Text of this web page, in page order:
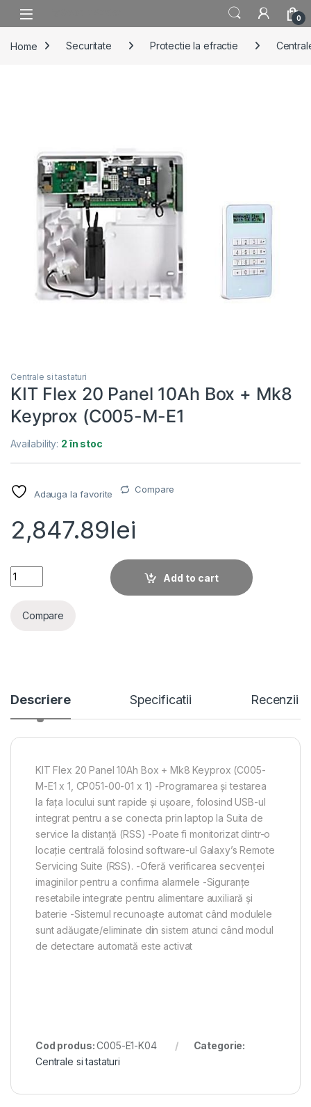
Skip to navigation
Skip to content
0
Home Securitate Protectie la efractie
Centrale si tastaturi
KIT Flex 20 Panel 10Ah Box + Mk8
Keyprox (C005-M-E1
Availability: 2 în stoc
Adauga la favorite Compare
2,847.89lei
KIT Flex 20 Panel 10Ah Box + Mk8 Keyprox (C005-M-E1
Add to cart
Compare
Descriere Specificatii Recenzii
KIT Flex 20 Panel 10Ah Box + Mk8 Keyprox (C005-
M-E1 x 1, CP051-00-01 x 1) -Programarea și testarea
la fața locului sunt rapide și ușoare, folosind USB-ul
integrat pentru a se conecta prin laptop la Suita de
service la distanță (RSS) -Poate fi monitorizat dintr-o
locație centrală folosind software-ul Galaxy’s Remote
Servicing Suite (RSS). -Oferă verificarea secvenței
imaginilor pentru a confirma alarmele -Siguranțe
resetabile integrate pentru alimentare auxiliară și
baterie -Sistemul recunoaște automat când modulele
sunt adăugate/eliminate din sistem atunci când modul
de detectare automată este activat
Cod produs:C005-E1-K04
Categorie:
Centrale si tastaturi